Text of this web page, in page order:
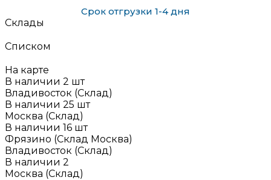
Срок отгрузки 1-4 дня
Склады
Списком
На карте
В наличии 2 шт
Владивосток (Склад)
В наличии 25 шт
Москва (Склад)
В наличии 16 шт
Фрязино (Склад Москва)
Владивосток (Склад)
В наличии 2
Москва (Склад)